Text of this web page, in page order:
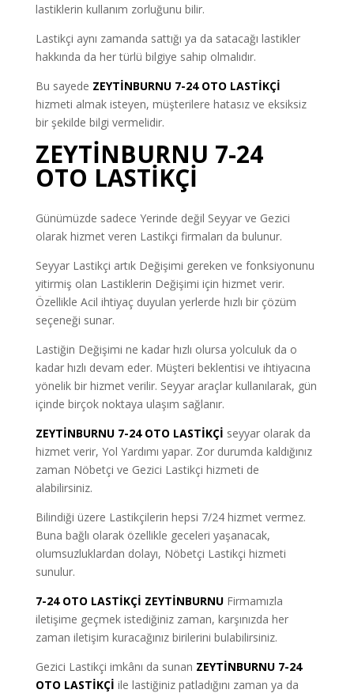
lastiklerin kullanım zorluğunu bilir.
Lastikçi aynı zamanda sattığı ya da satacağı lastikler
hakkında da her türlü bilgiye sahip olmalıdır.
Bu sayede ZEYTİNBURNU 7-24 OTO LASTİKÇİ
hizmeti almak isteyen, müşterilere hatasız ve eksiksiz
bir şekilde bilgi vermelidir.
ZEYTİNBURNU 7-24
OTO LASTİKÇİ
Günümüzde sadece Yerinde değil Seyyar ve Gezici
olarak hizmet veren Lastikçi firmaları da bulunur.
Seyyar Lastikçi artık Değişimi gereken ve fonksiyonunu
yitirmiş olan Lastiklerin Değişimi için hizmet verir.
Özellikle Acil ihtiyaç duyulan yerlerde hızlı bir çözüm
seçeneği sunar.
Lastiğin Değişimi ne kadar hızlı olursa yolculuk da o
kadar hızlı devam eder. Müşteri beklentisi ve ihtiyacına
yönelik bir hizmet verilir. Seyyar araçlar kullanılarak, gün
içinde birçok noktaya ulaşım sağlanır.
ZEYTİNBURNU 7-24 OTO LASTİKÇİ seyyar olarak da
hizmet verir, Yol Yardımı yapar. Zor durumda kaldığınız
zaman Nöbetçi ve Gezici Lastikçi hizmeti de
alabilirsiniz.
Bilindiği üzere Lastikçilerin hepsi 7/24 hizmet vermez.
Buna bağlı olarak özellikle geceleri yaşanacak,
olumsuzluklardan dolayı, Nöbetçi Lastikçi hizmeti
sunulur.
7-24 OTO LASTİKÇİ ZEYTİNBURNU Firmamızla
iletişime geçmek istediğiniz zaman, karşınızda her
zaman iletişim kuracağınız birilerini bulabilirsiniz.
Gezici Lastikçi imkânı da sunan ZEYTİNBURNU 7-24
OTO LASTİKÇİ ile lastiğiniz patladığını zaman ya da